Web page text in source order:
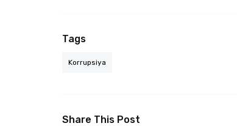
Tags
Korrupsiya
Share This Post